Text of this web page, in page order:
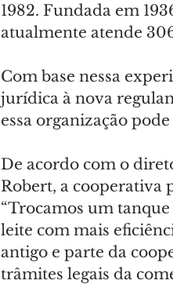
1982. Fundada em
atualmente atende
Com base nessa
jurídica à nova
essa organização
De acordo com o
Robert, a cooperativa
“Trocamos um
leite com mais
antigo e parte da
trâmites legais da